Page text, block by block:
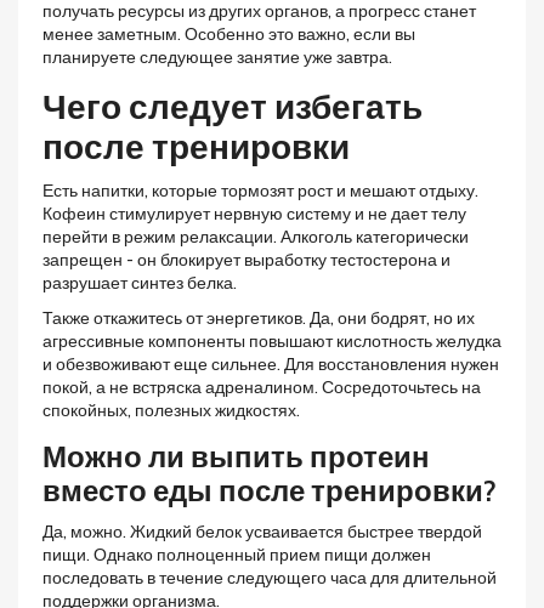
получать ресурсы из других органов, а прогресс станет
менее заметным. Особенно это важно, если вы
планируете следующее занятие уже завтра.
Чего следует избегать
после тренировки
Есть напитки, которые тормозят рост и мешают отдыху.
Кофеин стимулирует нервную систему и не дает телу
перейти в режим релаксации. Алкоголь категорически
запрещен - он блокирует выработку тестостерона и
разрушает синтез белка.
Также откажитесь от энергетиков. Да, они бодрят, но их
агрессивные компоненты повышают кислотность желудка
и обезвоживают еще сильнее. Для восстановления нужен
покой, а не встряска адреналином. Сосредоточьтесь на
спокойных, полезных жидкостях.
Можно ли выпить протеин
вместо еды после тренировки?
Да, можно. Жидкий белок усваивается быстрее твердой
пищи. Однако полноценный прием пищи должен
последовать в течение следующего часа для длительной
поддержки организма.